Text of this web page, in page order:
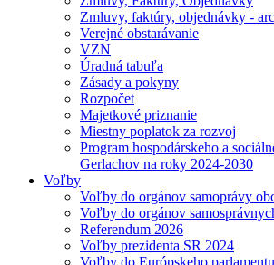
Zmluvy, faktúry, objednávky -
Verejné obstarávanie
VZN
Úradná tabuľa
Zásady a pokyny
Rozpočet
Majetkové priznanie
Miestny poplatok za rozvoj
Program hospodárskeho a
Gerlachov na roky 2024-2030
Voľby
Voľby do orgánov samoprávy
Voľby do orgánov
Referendum 2026
Voľby prezidenta SR 2024
Voľby do Európskeho